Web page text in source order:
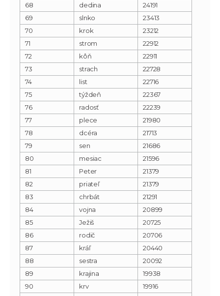
68
dedina
24191
69
slnko
23413
70
krok
23212
71
strom
22912
72
kôň
22911
73
strach
22728
74
list
22716
75
týždeň
22367
76
radosť
22239
77
plece
21980
78
dcéra
21713
79
sen
21686
80
mesiac
21596
81
Peter
21379
82
priateľ
21379
83
chrbát
21291
84
vojna
20899
85
Ježiš
20725
86
rodič
20706
87
kráľ
20440
88
sestra
20092
89
krajina
19938
90
krv
19916